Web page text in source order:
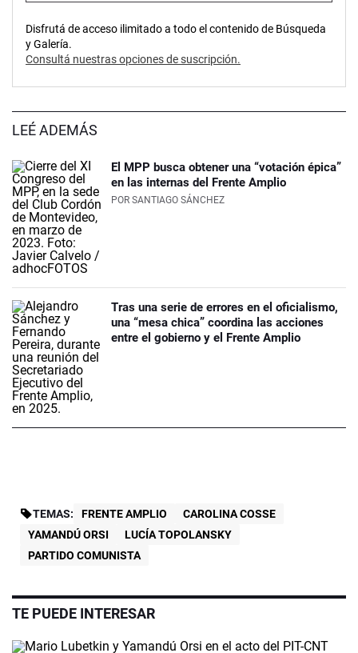
Disfrutá de acceso ilimitado a todo el contenido de Búsqueda
y Galería.
Consultá nuestras opciones de suscripción.
LEÉ ADEMÁS
El MPP busca obtener una “votación épica”
en las internas del Frente Amplio
POR SANTIAGO SÁNCHEZ
Tras una serie de errores en el oficialismo,
una “mesa chica” coordina las acciones
entre el gobierno y el Frente Amplio
TEMAS: FRENTE AMPLIO
CAROLINA COSSE
YAMANDÚ ORSI
LUCÍA TOPOLANSKY
PARTIDO COMUNISTA
TE PUEDE INTERESAR